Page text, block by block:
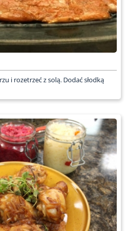
i rozetrzeć z solą. Dodać słodką